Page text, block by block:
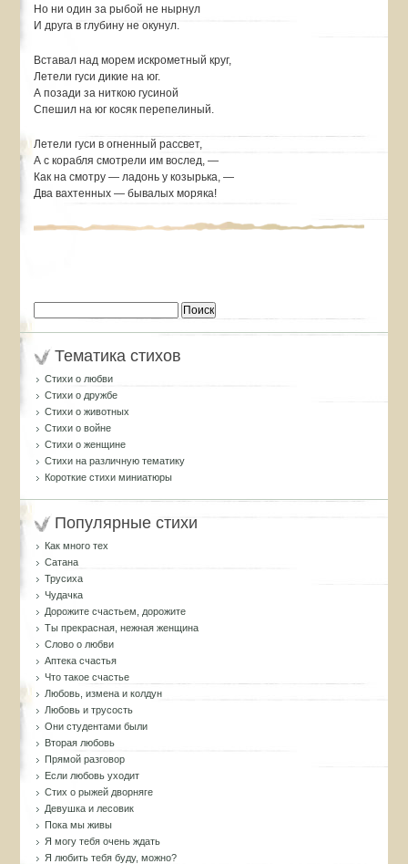
Но ни один за рыбой не нырнул
И друга в глубину не окунул.
Вставал над морем искрометный круг,
Летели гуси дикие на юг.
А позади за ниткою гусиной
Спешил на юг косяк перепелиный.
Летели гуси в огненный рассвет,
А с корабля смотрели им вослед, —
Как на смотру — ладонь у козырька, —
Два вахтенных — бывалых моряка!
Тематика стихов
Стихи о любви
Стихи о дружбе
Стихи о животных
Стихи о войне
Стихи о женщине
Стихи на различную тематику
Короткие стихи миниатюры
Популярные стихи
Как много тех
Сатана
Трусиха
Чудачка
Дорожите счастьем, дорожите
Ты прекрасная, нежная женщина
Слово о любви
Аптека счастья
Что такое счастье
Любовь, измена и колдун
Любовь и трусость
Они студентами были
Вторая любовь
Прямой разговор
Если любовь уходит
Стих о рыжей дворняге
Девушка и лесовик
Пока мы живы
Я могу тебя очень ждать
Я любить тебя буду, можно?